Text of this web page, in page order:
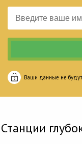
Ваши данные не
Станции